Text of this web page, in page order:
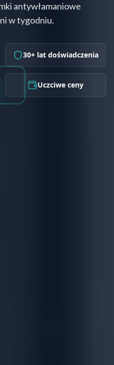
antywłamaniowe
w tygodniu.
30+ lat doświadczenia
Uczciwe ceny